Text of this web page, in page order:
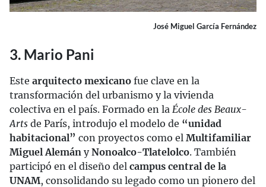
José Miguel García Fernández
3. Mario Pani
Este arquitecto mexicano fue clave en la
transformación del urbanismo y la vivienda
colectiva en el país. Formado en la École des Beaux-
Arts de París, introdujo el modelo de “unidad
habitacional” con proyectos como el Multifamiliar
Miguel Alemán yNonoalco-Tlatelolco. También
participó en el diseño del campus central de la
UNAM, consolidando su legado como un pionero del